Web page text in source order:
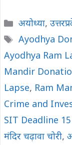
e
b
o
o
k
t
s
A
p
p
Categories
अयोध्या,
Tags
Ayodhya
Ayodhya Ram
Mandir
Lapse, Ram
Crime and
SIT Deadline
मंदिर चढ़ावा चोरी,